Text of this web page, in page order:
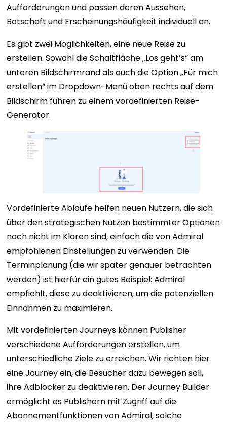
Aufforderungen und passen deren Aussehen,
Botschaft und Erscheinungshäufigkeit individuell an.
Es gibt zwei Möglichkeiten, eine neue Reise zu
erstellen. Sowohl die Schaltfläche „Los geht’s“ am
unteren Bildschirmrand als auch die Option „Für mich
erstellen“ im Dropdown-Menü oben rechts auf dem
Bildschirm führen zu einem vordefinierten Reise-
Generator.
Vordefinierte Abläufe helfen neuen Nutzern, die sich
über den strategischen Nutzen bestimmter Optionen
noch nicht im Klaren sind, einfach die von Admiral
empfohlenen Einstellungen zu verwenden. Die
Terminplanung (die wir später genauer betrachten
werden) ist hierfür ein gutes Beispiel: Admiral
empfiehlt, diese zu deaktivieren, um die potenziellen
Einnahmen zu maximieren.
Mit vordefinierten Journeys können Publisher
verschiedene Aufforderungen erstellen, um
unterschiedliche Ziele zu erreichen. Wir richten hier
eine Journey ein, die Besucher dazu bewegen soll,
ihre Adblocker zu deaktivieren. Der Journey Builder
ermöglicht es Publishern mit Zugriff auf die
Abonnementfunktionen von Admiral, solche